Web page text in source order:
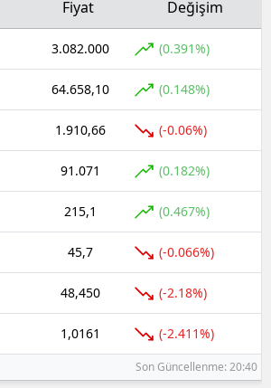
Fiyat Değişim
3.082.000 (0.391%)
64.658,10 (0.148%)
1.910,66 (-0.06%)
91.071 (0.182%)
215,1 (0.467%)
45,7 (-0.066%)
48,450 (-2.18%)
1,0161 (-2.411%)
Son Güncellenme: 20:40